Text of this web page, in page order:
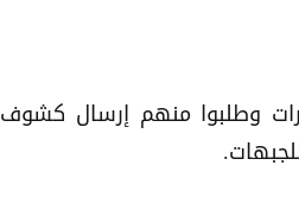
وطلبوا منهم إرسال كشوف